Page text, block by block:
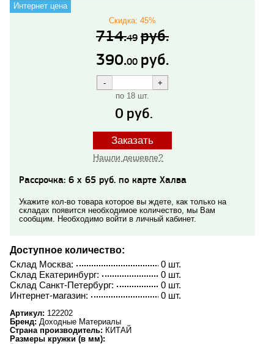
Интернет цена
390.00 руб.
714.49 руб.
Скидка: 45%
по 18 шт.
0 руб.
Заказать
Нашли дешевле?
Рассрочка: 6 x 65 руб. по карте Халва
Укажите кол-во товара которое вы ждете, как только на
складах появится необходимое количество, мы Вам
сообщим. Необходимо войти в личный кабинет.
Доступное количество:
0 шт.
Склад Москва:
0 шт.
Склад Екатеринбург:
0 шт.
Склад Санкт-Петербург:
0 шт.
Интернет-магазин:
Артикул: 122202
Бренд: Доходные Материалы
Страна производитель: КИТАЙ
Размеры кружки (в мм):